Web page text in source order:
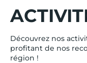
Découvrez nos
profitant de nos
région !